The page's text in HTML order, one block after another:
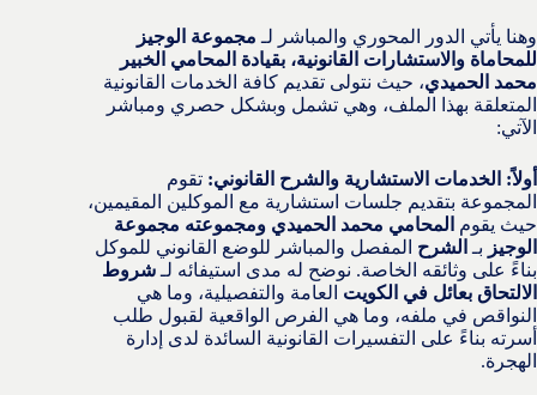
وهنا يأتي الدور المحوري والمباشر لـ مجموعة الوجيز
للمحاماة والاستشارات القانونية، بقيادة المحامي الخبير
محمد الحميدي، حيث نتولى تقديم كافة الخدمات القانونية
المتعلقة بهذا الملف، وهي تشمل وبشكل حصري ومباشر
الآتي:
أولاً: الخدمات الاستشارية والشرح القانوني: تقوم
المجموعة بتقديم جلسات استشارية مع الموكلين المقيمين،
حيث يقوم المحامي محمد الحميدي ومجموعته مجموعة
الوجيز بـ الشرح المفصل والمباشر للوضع القانوني للموكل
بناءً على وثائقه الخاصة. نوضح له مدى استيفائه لـ شروط
الالتحاق بعائل في الكويت العامة والتفصيلية، وما هي
النواقص في ملفه، وما هي الفرص الواقعية لقبول طلب
أسرته بناءً على التفسيرات القانونية السائدة لدى إدارة
الهجرة.